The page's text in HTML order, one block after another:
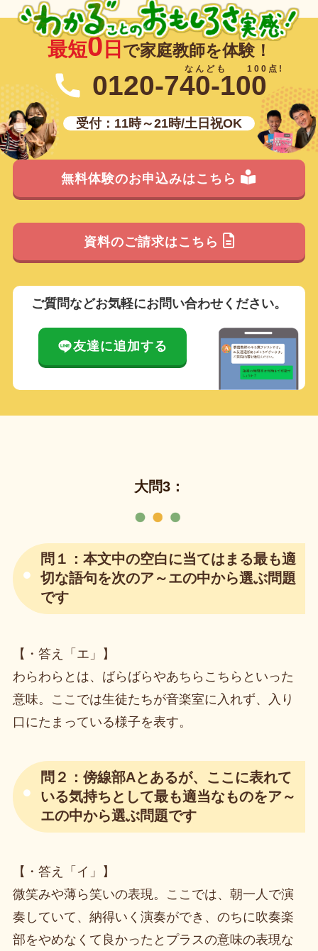
最短0 日 で家庭教師を体験！
0120-740-100
受付：11時～21時/土日祝OK
無料体験のお申込みはこちら
資料のご請求はこちら
ご質問などお気軽にお問い合わせください。
友達に追加する
大問3：
問１：本文中の空白に当てはまる最も適
切な語句を次のア～エの中から選ぶ問題
です
【・答え「エ」】
わらわらとは、ばらばらやあちらこちらといった
意味。ここでは生徒たちが音楽室に入れず、入り
口にたまっている様子を表す。
問２：傍線部Aとあるが、ここに表れて
いる気持ちとして最も適当なものをア～
エの中から選ぶ問題です
【・答え「イ」】
微笑みや薄ら笑いの表現。ここでは、朝一人で演
奏していて、納得いく演奏ができ、のちに吹奏楽
部をやめなくて良かったとプラスの意味の表現な